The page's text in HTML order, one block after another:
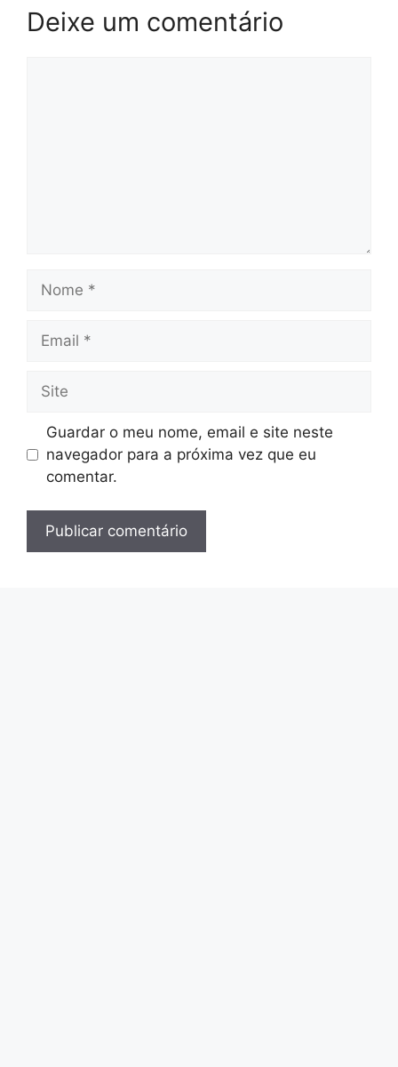
Deixe um comentário
Guardar o meu nome, email e site neste
navegador para a próxima vez que eu
comentar.